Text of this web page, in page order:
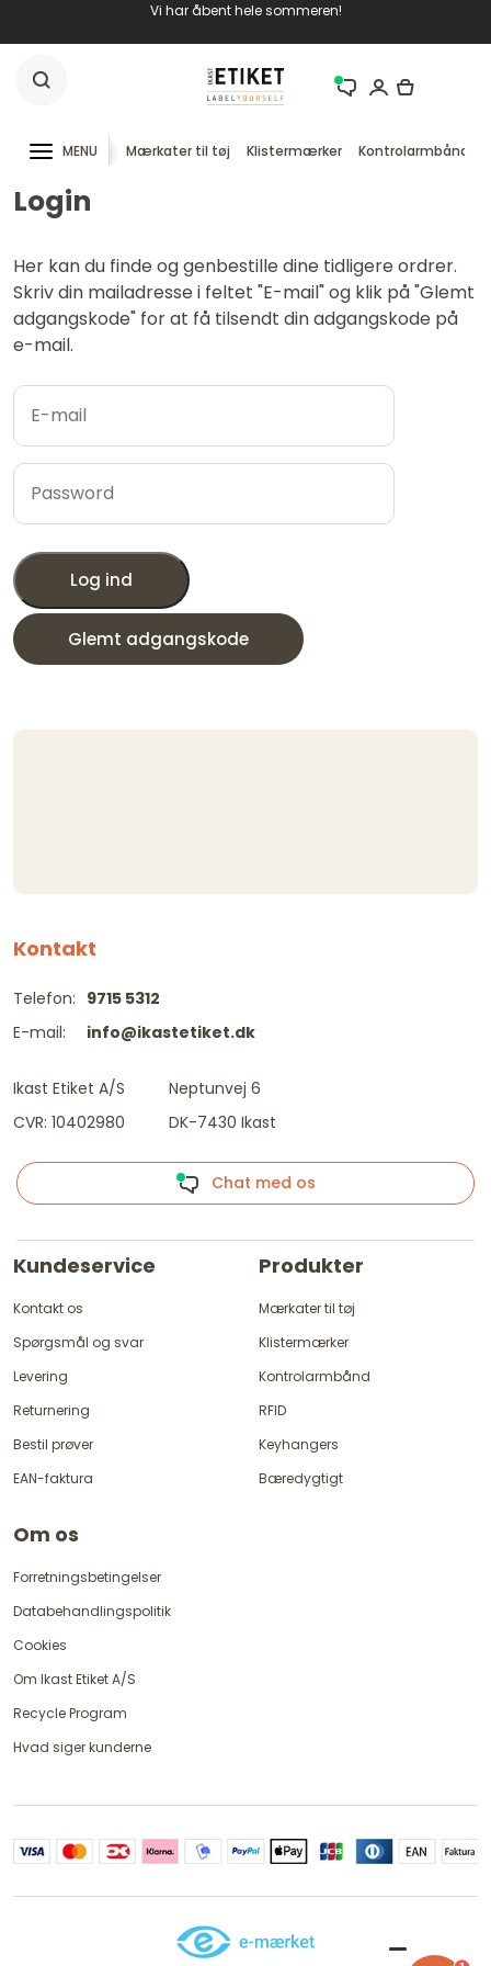
Vi har åbent hele sommeren!
MENU Mærkater til tøj Klistermærker Kontrolarmbånd
Login
Her kan du finde og genbestille dine tidligere ordrer.
Skriv din mailadresse i feltet "E-mail" og klik på "Glemt
adgangskode" for at få tilsendt din adgangskode på
e-mail.
Log ind
Glemt adgangskode
Kontakt
Telefon:
E-mail:
9715 5312
info@ikastetiket.dk
Ikast Etiket A/S
CVR: 10402980
Neptunvej 6
DK-7430 Ikast
Chat med os
Kundeservice
Kontakt os
Spørgsmål og svar
Levering
Returnering
Bestil prøver
EAN-faktura
Produkter
Mærkater til tøj
Klistermærker
Kontrolarmbånd
RFID
Keyhangers
Bæredygtigt
Om os
Forretningsbetingelser
Databehandlingspolitik
Cookies
Om Ikast Etiket A/S
Recycle Program
Hvad siger kunderne